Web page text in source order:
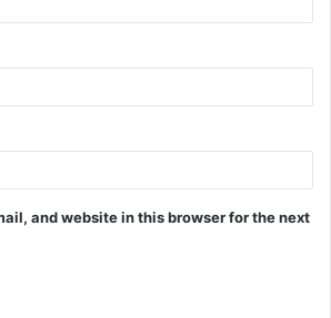
and website in this browser for the next